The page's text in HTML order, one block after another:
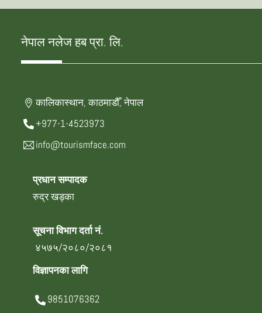
नेपाल नलेज हब प्रा. लि.
कालिकास्थान, काठमाडौँ, नेपाल
+977-1-4523973
info@tourismface.com
प्रधान सम्पादक
रुद्र खड्का
सूचना विभाग दर्ता नं.
४५७५/२०८०/२०८१
विज्ञापनका लागि
9851076362